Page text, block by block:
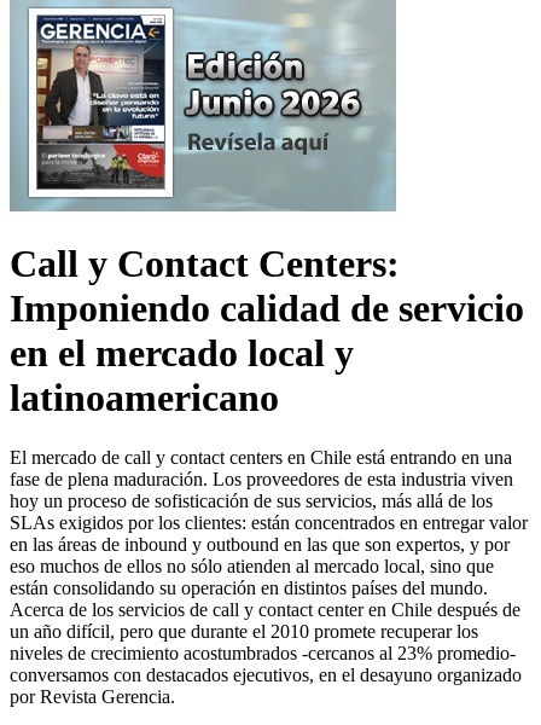
Call y Contact Centers:
Imponiendo calidad de servicio
en el mercado local y
latinoamericano
El mercado de call y contact centers en Chile está entrando en una
fase de plena maduración. Los proveedores de esta industria viven
hoy un proceso de sofisticación de sus servicios, más allá de los
SLAs exigidos por los clientes: están concentrados en entregar valor
en las áreas de inbound y outbound en las que son expertos, y por
eso muchos de ellos no sólo atienden al mercado local, sino que
están consolidando su operación en distintos países del mundo.
Acerca de los servicios de call y contact center en Chile después de
un año difícil, pero que durante el 2010 promete recuperar los
niveles de crecimiento acostumbrados -cercanos al 23% promedio-
conversamos con destacados ejecutivos, en el desayuno organizado
por Revista Gerencia.